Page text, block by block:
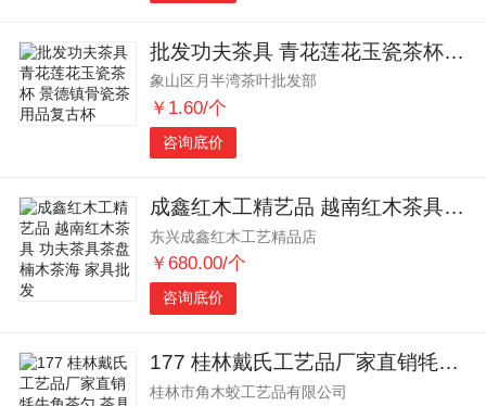
批发功夫茶具 青花莲花玉瓷茶杯 景德镇骨瓷茶用品复古杯
象山区月半湾茶叶批发部
￥1.60/个
咨询底价
成鑫红木工精艺品 越南红木茶具 功夫茶具茶盘 楠木茶海 家具批发
东兴成鑫红木工艺精品店
￥680.00/个
咨询底价
177 桂林戴氏工艺品厂家直销牦牛角茶勺 茶具茶道
桂林市角木蛟工艺品有限公司